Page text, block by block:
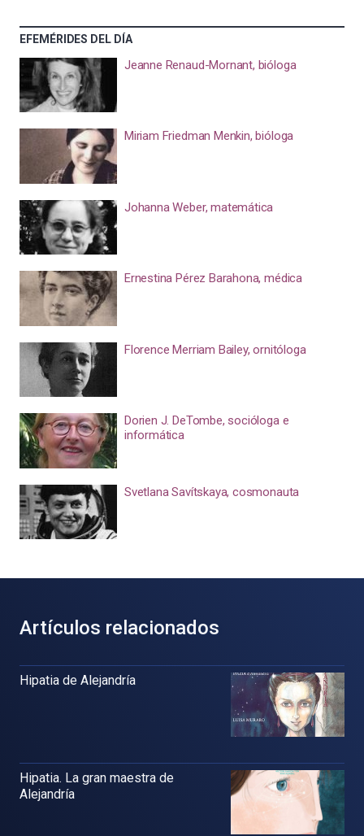
EFEMÉRIDES DEL DÍA
Jeanne Renaud-Mornant, bióloga
Miriam Friedman Menkin, bióloga
Johanna Weber, matemática
Ernestina Pérez Barahona, médica
Florence Merriam Bailey, ornitóloga
Dorien J. DeTombe, socióloga e
informática
Svetlana Savítskaya, cosmonauta
Artículos relacionados
Hipatia de Alejandría
Hipatia. La gran maestra de
Alejandría